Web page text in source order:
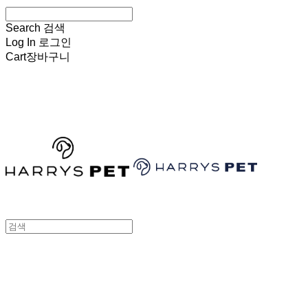
Search 검색
Log In 로그인
Cart장바구니